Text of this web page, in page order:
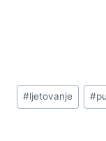
Post
Tags:
#ljetovanje #